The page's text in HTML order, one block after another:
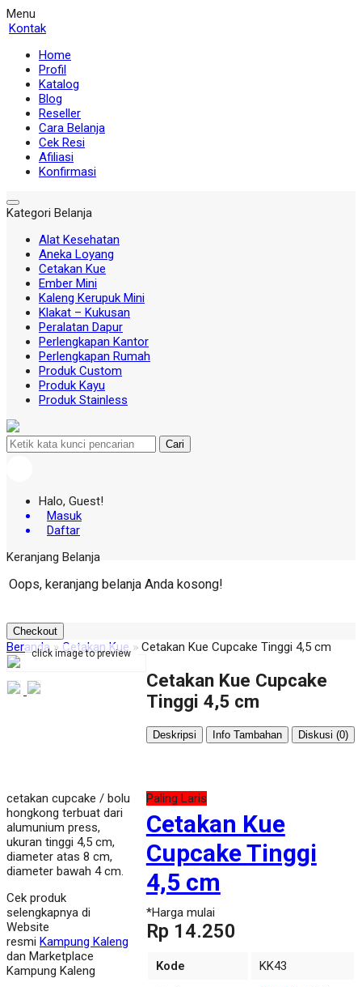
Menu
Kontak
Home
Profil
Katalog
Blog
Reseller
Cara Belanja
Cek Resi
Afiliasi
Konfirmasi
Kategori Belanja
Alat Kesehatan
Aneka Loyang
Cetakan Kue
Ember Mini
Kaleng Kerupuk Mini
Klakat – Kukusan
Peralatan Dapur
Perlengkapan Kantor
Perlengkapan Rumah
Produk Custom
Produk Kayu
Produk Stainless
Cari
Halo, Guest!
Masuk
Daftar
Keranjang Belanja
Oops, keranjang belanja Anda kosong!
Checkout
Beranda » Cetakan Kue » Cetakan Kue Cupcake Tinggi 4,5 cm
click image to preview
Paling Laris
Cetakan Kue
Cupcake Tinggi
4,5 cm
*Harga mulai
Rp 14.250
Kode
KK43
Cetakan Kue Cupcake
Tinggi 4,5 cm
Deskripsi Info Tambahan Diskusi (0)
cetakan cupcake / bolu
hongkong terbuat dari
alumunium press,
ukuran tinggi 4,5 cm,
diameter atas 8 cm,
diameter bawah 4 cm.
Cek produk
selengkapnya di
Website
resmi Kampung Kaleng
dan Marketplace
Kampung Kaleng